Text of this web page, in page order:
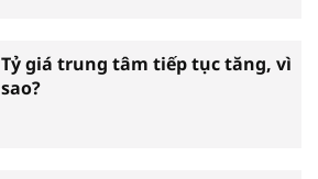
Tỷ giá trung tâm tiếp tục tăng, vì
sao?